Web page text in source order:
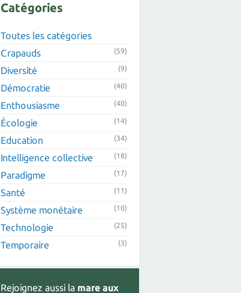
Catégories
Toutes les catégories
Crapauds
(59)
Diversité (9)
Démocratie (40)
Enthousiasme (40)
Écologie (14)
Education (34)
Intelligence collective (18)
Paradigme (17)
Santé (11)
Système monétaire (10)
Technologie (25)
Temporaire (3)
Rejoignez aussi la mare aux